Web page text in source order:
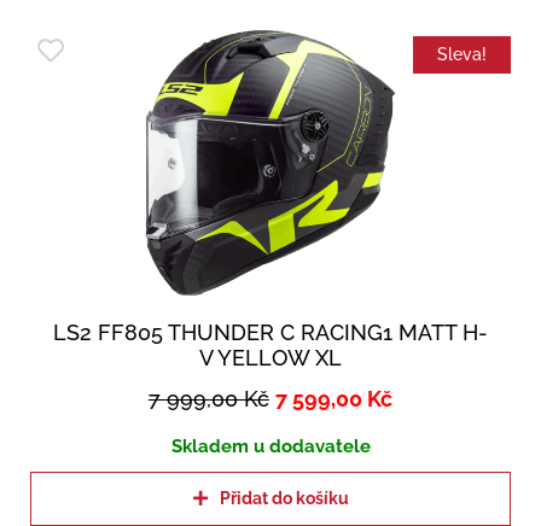
Sleva!
LS2 FF805 THUNDER C RACING1 MATT H-
V YELLOW XL
7 999,00Kč 7 599,00 Kč
Skladem u dodavatele
Přidat do košíku